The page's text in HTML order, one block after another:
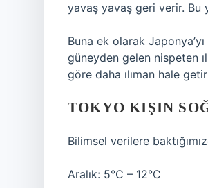
yavaş yavaş geri verir. Bu
Buna ek olarak
güneyden gelen nispeten
göre daha ılıman hale
TOKYO KIŞIN
Bilimsel verilere
Aralık: 5°C – 12°C